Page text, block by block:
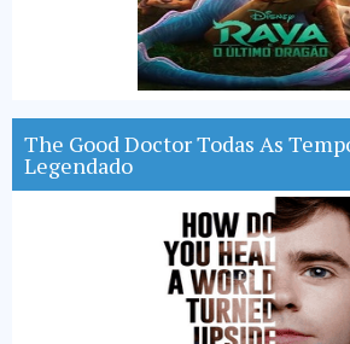
The Good Doctor Todas As
Legendado